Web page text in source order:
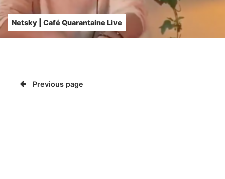
Netsky | Café Quarantaine Live
Previous page